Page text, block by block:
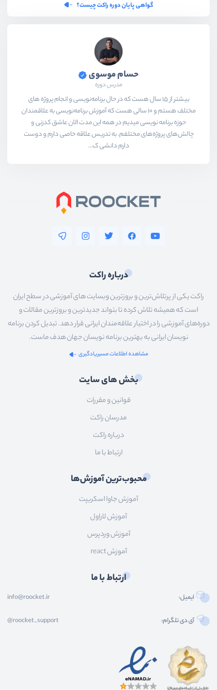
گواهی پایان دوره راکت چیست؟
حسام موسوی
مدرس دوره
بیشتر از ۱۵ سال هست که در حال برنامه‌نویسی و انجام پروژه های
مختلف هستم و ۱۰ سالی هست که آموزش برنامه‌نویسی به علاقمندان
حوزه برنامه نویسی میدیم در همه این مدت الان عاشق کدزنی و
چالش‌های پروژه‌های مختلفم. به تدریس علاقه خاصی دارم و دوست
دارم دانشی ک...
درباره راکت
راکت یکی از پرتلاش‌ترین و بروزترین وبسایت های آموزشی در سطح ایران
است که همیشه تلاش کرده تا بتواند جدیدترین و بروزترین مقالات و
دوره‌های آموزشی را در اختیار علاقه‌مندان ایرانی قرار دهد. تبدیل کردن برنامه
نویسان ایرانی به بهترین برنامه نویسان جهان هدف ماست.
مشاهده اطلاعات مسیریادگیری
بخش های سایت
قوانین و مقررات
مدرسان راکت
درباره راکت
ارتباط با ما
محبوب‌ترین آموزش‌ها
آموزش جاوا اسکریپت
آموزش لاراول
آموزش وردپرس
آموزش react
ارتباط با ما
ایمیل: info@roocket.ir
آی دی تلگرام: @roocket_support